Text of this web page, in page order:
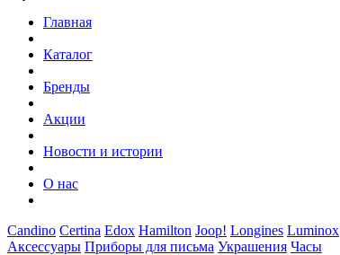
Главная
Каталог
Бренды
Акции
Новости и истории
О нас
Candino Certina Edox Hamilton Joop! Longines Luminox
Аксессуары Приборы для письма Украшения Часы